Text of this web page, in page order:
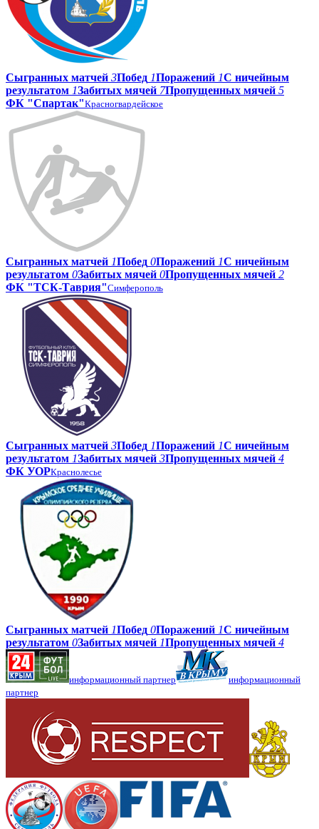
Сыгранных матчей 3Побед 1Поражений 1С ничейным
результатом 1Забитых мячей 7Пропущенных мячей 5
ФК "Спартак"Красногвардейское
Сыгранных матчей 1Побед 0Поражений 1С ничейным
результатом 0Забитых мячей 0Пропущенных мячей 2
ФК "ТСК-Таврия"Симферополь
Сыгранных матчей 3Побед 1Поражений 1С ничейным
результатом 1Забитых мячей 3Пропущенных мячей 4
ФК УОРКраснолесье
Сыгранных матчей 1Побед 0Поражений 1С ничейным
результатом 0Забитых мячей 1Пропущенных мячей 4
информационный партнер
информационный
партнер